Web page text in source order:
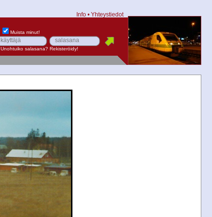
Info • Yhteystiedot
Muista minut!
Unohtuiko salasana? Rekisteröidy!